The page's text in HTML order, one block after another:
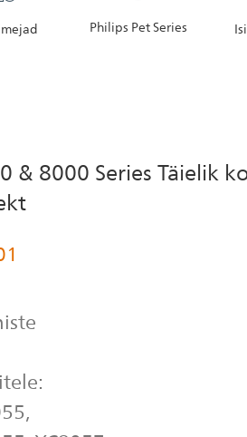
Philips Pet Series
& 8000 Series Täielik